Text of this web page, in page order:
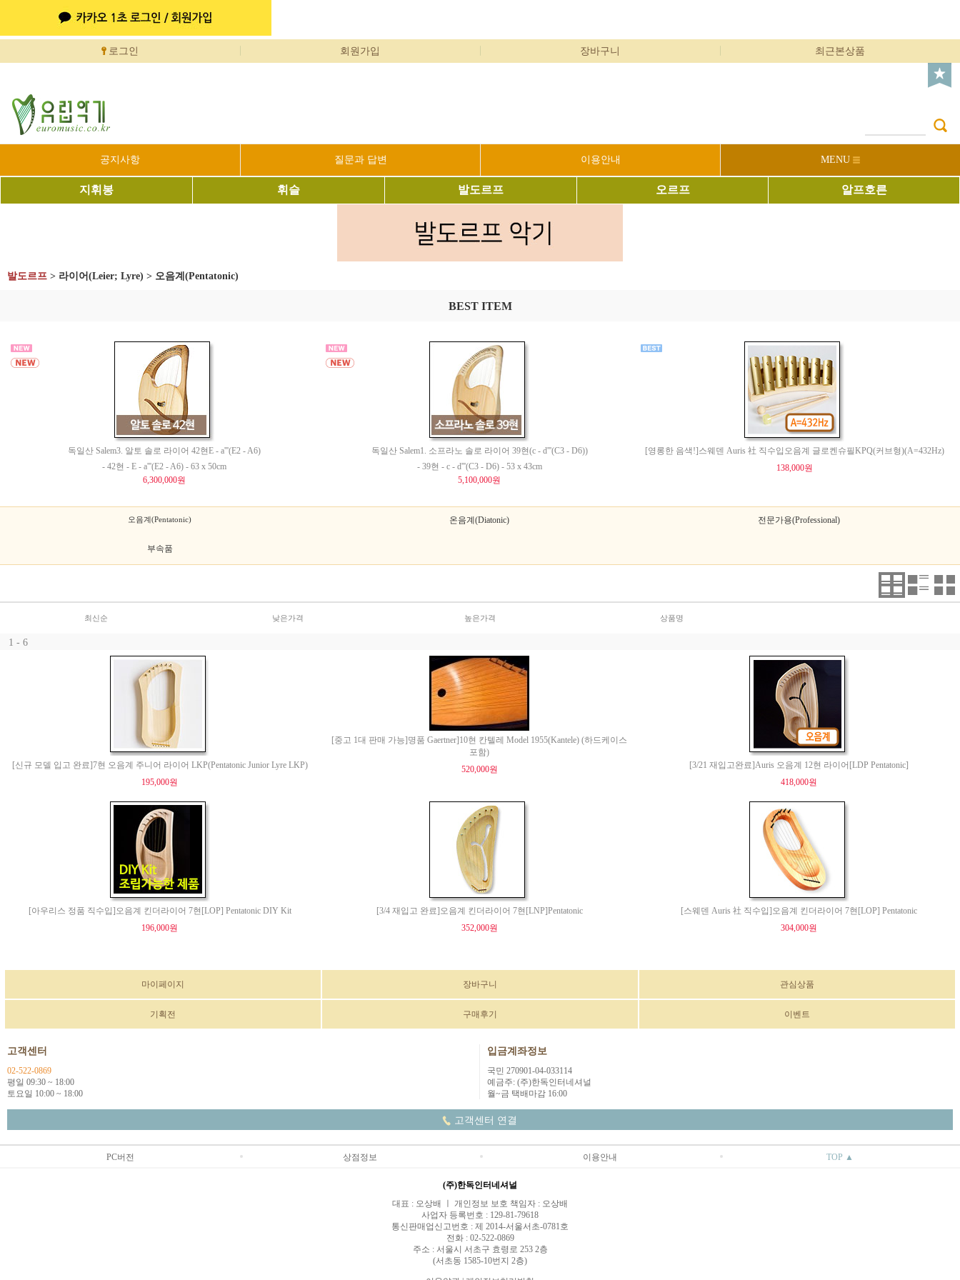
로그인 회원가입 장바구니 최근본상품
공지사항 질문과 답변 이용안내 MENU
지휘봉 휘슬 발도르프 오르프 알프호른
발도르프 > 라이어(Leier; Lyre) > 오음계(Pentatonic)
BEST ITEM
독일산 Salem3. 알토 솔로 라이어 42현E - a'''(E2 - A6)
- 42현 - E - a'''(E2 - A6) - 63 x 50cm
6,300,000원
독일산 Salem1. 소프라노 솔로 라이어 39현(c - d'''(C3 - D6))
- 39현 - c - d'''(C3 - D6) - 53 x 43cm
5,100,000원
[영롱한 음색!]스웨덴 Auris 社 직수입오음계 글로켄슈필KPQ(커브형)(A=432Hz)
138,000원
오음계(Pentatonic) 온음계(Diatonic) 전문가용(Professional)
부속품
최신순 낮은가격 높은가격 상품명
1 - 6
[신규 모델 입고 완료]7현 오음계 주니어 라이어 LKP(Pentatonic Junior Lyre LKP)
195,000원
[중고 1대 판매 가능]명품 Gaertner]10현 칸텔레 Model 1955(Kantele) (하드케이스
포함)
520,000원
[3/21 재입고완료]Auris 오음계 12현 라이어[LDP Pentatonic]
418,000원
[아우리스 정품 직수입]오음계 킨더라이어 7현[LOP] Pentatonic DIY Kit
196,000원
[3/4 재입고 완료]오음계 킨더라이어 7현[LNP]Pentatonic
352,000원
[스웨덴 Auris 社 직수입]오음계 킨더라이어 7현[LOP] Pentatonic
304,000원
마이페이지 장바구니 관심상품
기획전 구매후기 이벤트
고객센터
02-522-0869
평일 09:30 ~ 18:00
토요일 10:00 ~ 18:00
입금계좌정보
국민 270901-04-033114
예금주: (주)한독인터네셔널
월~금 택배마감 16:00
고객센터 연결
PC버전 상점정보 이용안내 TOP ▲
(주)한독인터네셔널
대표 : 오상배 ㅣ 개인정보 보호 책임자 : 오상배
사업자 등록번호 : 129-81-79618
통신판매업신고번호 : 제 2014-서울서초-0781호
전화 : 02-522-0869
주소 : 서울시 서초구 효령로 253 2층
(서초동 1585-10번지 2층)